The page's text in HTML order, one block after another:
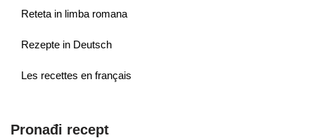
Reteta in limba romana
Rezepte in Deutsch
Les recettes en français
Pronađi recept